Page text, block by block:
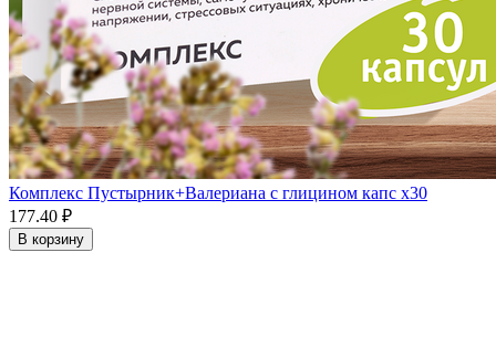
Комплекс Пустырник+Валериана с глицином капс x30
177.40 ₽
В корзину